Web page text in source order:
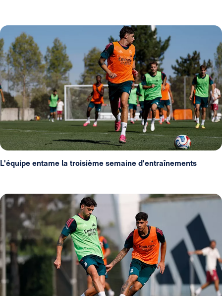
L'équipe entame la troisième semaine d'entraînements